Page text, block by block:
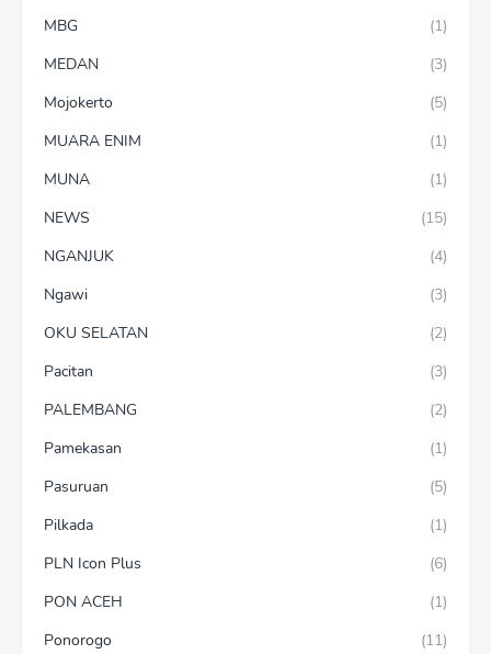
MBG
(1)
MEDAN
(3)
Mojokerto
(5)
MUARA ENIM
(1)
MUNA
(1)
NEWS
(15)
NGANJUK
(4)
Ngawi
(3)
OKU SELATAN
(2)
Pacitan
(3)
PALEMBANG
(2)
Pamekasan
(1)
Pasuruan
(5)
Pilkada
(1)
PLN Icon Plus
(6)
PON ACEH
(1)
Ponorogo
(11)